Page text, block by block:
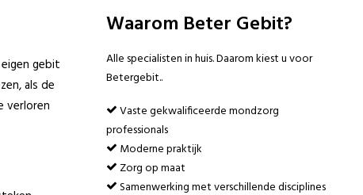
gebit
als de
verloren
Waarom Beter Gebit?
Alle specialisten in huis. Daarom kiest u voor
Betergebit..
Vaste gekwalificeerde mondzorg
professionals
Moderne praktijk
Zorg op maat
Samenwerking met verschillende disciplines